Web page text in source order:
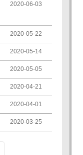
2020-06-03
2020-05-22
2020-05-14
2020-05-05
2020-04-21
2020-04-01
2020-03-25